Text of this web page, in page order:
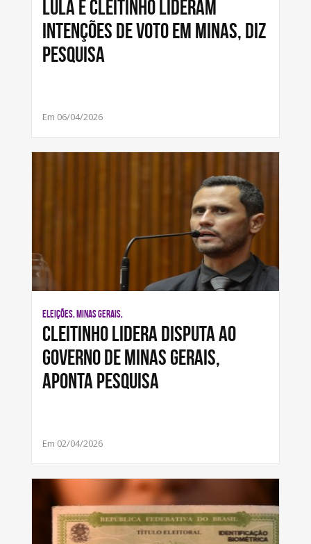
Lula e Cleitinho lideram
intenções de voto em Minas, diz
pesquisa
Em 06/04/2026
ELEIÇÕES, MINAS GERAIS,
Cleitinho lidera disputa ao
governo de Minas Gerais,
aponta pesquisa
Em 02/04/2026